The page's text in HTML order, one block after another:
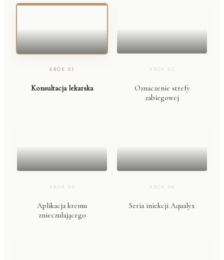
KROK 01
Konsultacja lekarska
KROK 02
Oznaczenie strefy
zabiegowej
KROK 03
Aplikacja kremu
znieczulającego
KROK 04
Seria iniekcji Aqualyx